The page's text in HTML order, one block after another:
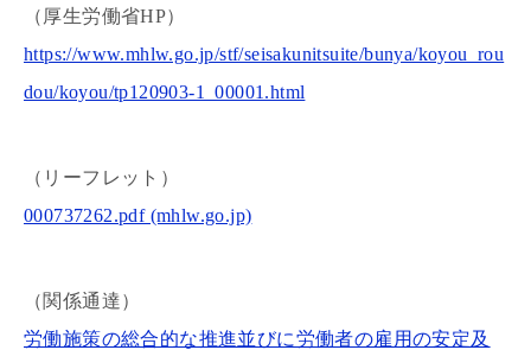
（厚生労働省HP）
https://www.mhlw.go.jp/stf/seisakunitsuite/bunya/koyou_rou
dou/koyou/tp120903-1_00001.html
（リーフレット）
000737262.pdf (mhlw.go.jp)
（関係通達）
労働施策の総合的な推進並びに労働者の雇用の安定及